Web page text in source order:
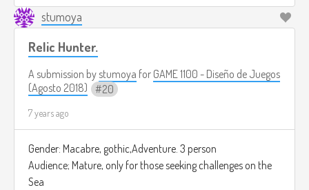
Tu misión será derrotar al comandante de este ejército de
te han devorado todas tus flores.
El juego se juega en primera persona y tienes que ir
matando insectos para poder proseguir en la historia.
ejemplo en el nivel 22, habran nuevos tipos de insectos, que
dispararles en la espalda donde ellos tienen un cristal azul.,
esa es la única forma de acabar con ellas.
stumoya
Relic Hunter.
A submission bystumoya for GAME 1100 - Diseño de Juegos
(Agosto 2018)
20
7 years ago
Gender: Macabre, gothic,Adventure. 3 person
Audience; Mature, only for those seeking challenges on the
Sea